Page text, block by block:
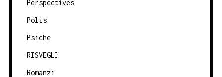
Perspectives
Polis
Psiche
RISVEGLI
Romanzi